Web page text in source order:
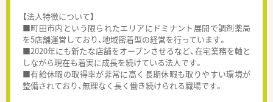
【法人特徴について】
■町田市内という限られたエリアにドミナント展開で調剤薬局
を5店舗運営しており、地域密着型の経営を行っています。
■2020年にも新たな店舗をオープンさせるなど、在宅業務を軸と
しながら現在も着実に成長を続けている法人です。
■有給休暇の取得率が非常に高く長期休暇も取りやすい環境が
整備されており、無理なく長く働き続けられる職場です。